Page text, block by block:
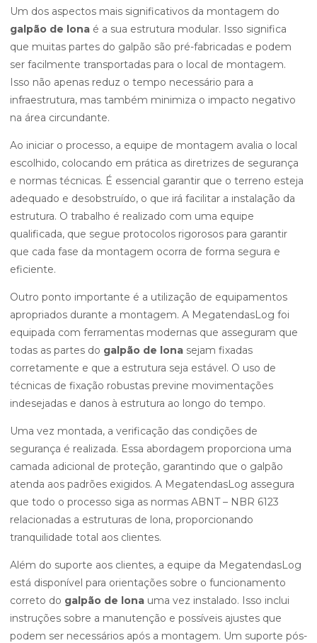
Um dos aspectos mais significativos da montagem do
galpão de lona é a sua estrutura modular. Isso significa
que muitas partes do galpão são pré-fabricadas e podem
ser facilmente transportadas para o local de montagem.
Isso não apenas reduz o tempo necessário para a
infraestrutura, mas também minimiza o impacto negativo
na área circundante.
Ao iniciar o processo, a equipe de montagem avalia o local
escolhido, colocando em prática as diretrizes de segurança
e normas técnicas. É essencial garantir que o terreno esteja
adequado e desobstruído, o que irá facilitar a instalação da
estrutura. O trabalho é realizado com uma equipe
qualificada, que segue protocolos rigorosos para garantir
que cada fase da montagem ocorra de forma segura e
eficiente.
Outro ponto importante é a utilização de equipamentos
apropriados durante a montagem. A MegatendasLog foi
equipada com ferramentas modernas que asseguram que
todas as partes do galpão de lona sejam fixadas
corretamente e que a estrutura seja estável. O uso de
técnicas de fixação robustas previne movimentações
indesejadas e danos à estrutura ao longo do tempo.
Uma vez montada, a verificação das condições de
segurança é realizada. Essa abordagem proporciona uma
camada adicional de proteção, garantindo que o galpão
atenda aos padrões exigidos. A MegatendasLog assegura
que todo o processo siga as normas ABNT – NBR 6123
relacionadas a estruturas de lona, proporcionando
tranquilidade total aos clientes.
Além do suporte aos clientes, a equipe da MegatendasLog
está disponível para orientações sobre o funcionamento
correto do galpão de lona uma vez instalado. Isso inclui
instruções sobre a manutenção e possíveis ajustes que
podem ser necessários após a montagem. Um suporte pós-